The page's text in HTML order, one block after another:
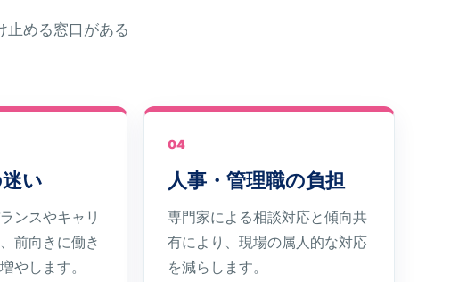
止める窓口がある
い
ンスやキャリ
前向きに働き
やします。
04
人事・管理職の負担
専門家による相談対応と傾向共
有により、現場の属人的な対応
を減らします。